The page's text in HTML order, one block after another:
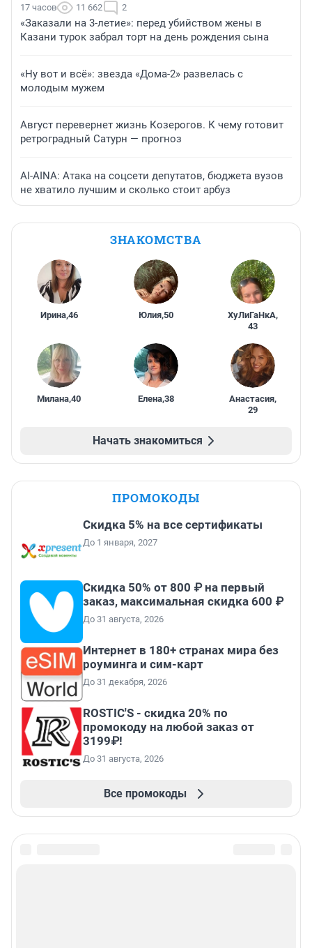
17 часов 11 662 2
«Заказали на 3-летие»: перед убийством жены в
Казани турок забрал торт на день рождения сына
«Ну вот и всё»: звезда «Дома-2» развелась с
молодым мужем
Август перевернет жизнь Козерогов. К чему готовит
ретроградный Сатурн — прогноз
AI-AINA: Атака на соцсети депутатов, бюджета вузов
не хватило лучшим и сколько стоит арбуз
ЗНАКОМСТВА
Ирина,46 Юлия,50 ХуЛиГаНкА,
43
Милана,40 Елена,38 Анастасия,
29
Начать знакомиться
ПРОМОКОДЫ
Скидка 5% на все сертификаты
До 1 января, 2027
Скидка 50% от 800 ₽ на первый
заказ, максимальная скидка 600 ₽
До 31 августа, 2026
Интернет в 180+ странах мира без
роуминга и сим-карт
До 31 декабря, 2026
ROSTIC'S - скидка 20% по
промокоду на любой заказ от
3199₽!
До 31 августа, 2026
Все промокоды